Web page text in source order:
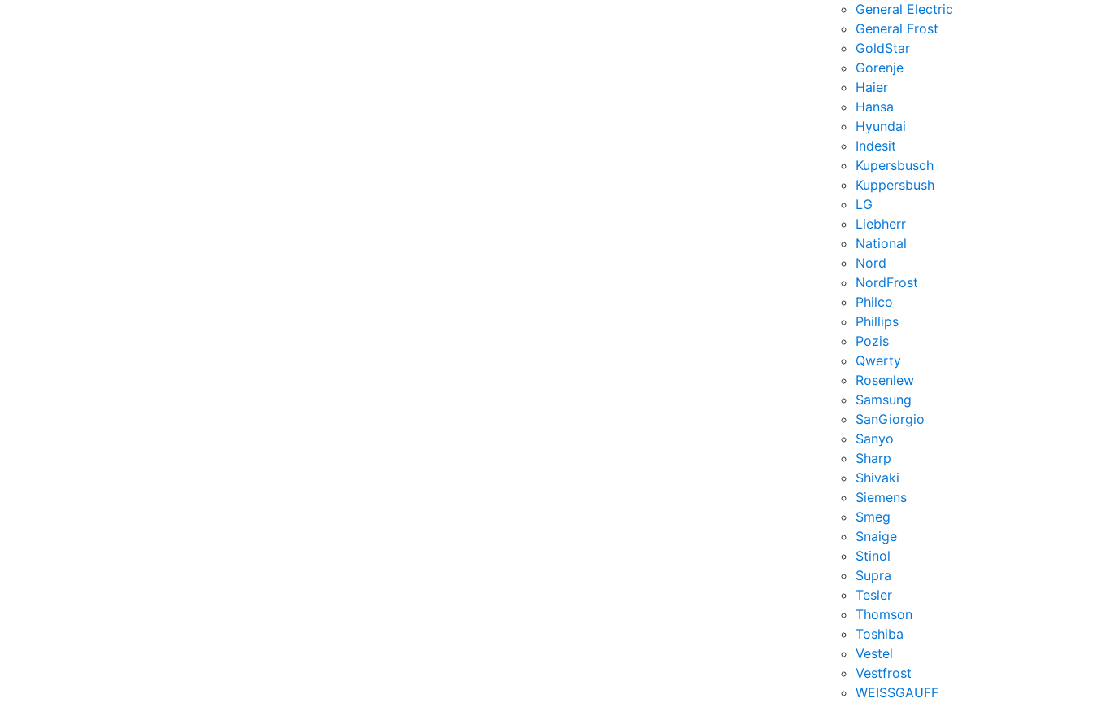
General Electric
General Frost
GoldStar
Gorenje
Haier
Hansa
Hyundai
Indesit
Kupersbusch
Kuppersbush
LG
Liebherr
National
Nord
NordFrost
Philco
Phillips
Pozis
Qwerty
Rosenlew
Samsung
SanGiorgio
Sanyo
Sharp
Shivaki
Siemens
Smeg
Snaige
Stinol
Supra
Tesler
Thomson
Toshiba
Vestel
Vestfrost
WEISSGAUFF